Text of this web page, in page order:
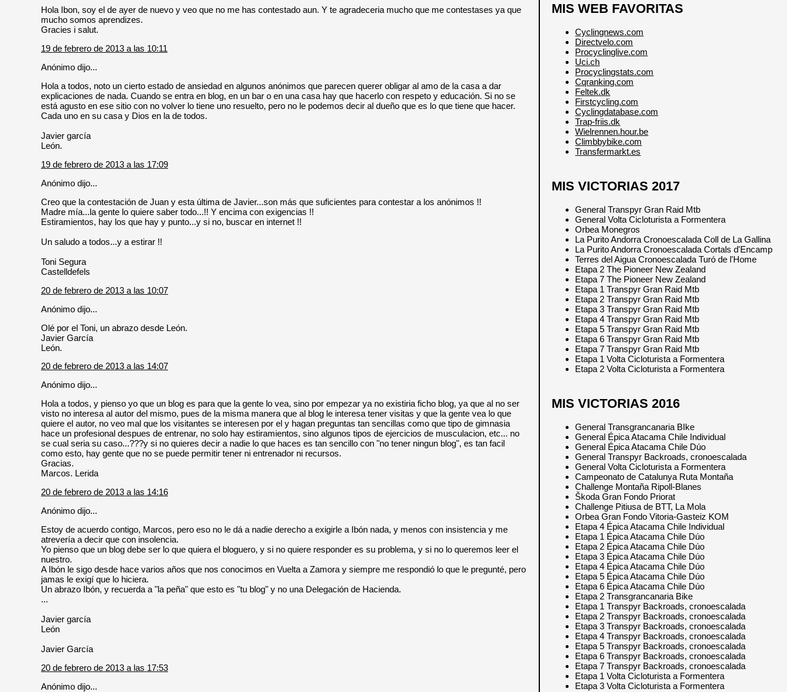
Hola Ibon, soy el de ayer de nuevo y veo que no me has contestado aun. Y te agradeceria mucho que me contestases ya que
mucho somos aprendizes.
Gracies i salut.
19 de febrero de 2013 a las 10:11
Anónimo dijo...
Hola a todos, noto un cierto estado de ansiedad en algunos anónimos que parecen querer obligar al amo de la casa a dar
explicaciones de nada. Cuando se entra en blog, en un bar o en una casa hay que hacerlo con respeto y educación. Si no se
está agusto en ese sitio con no volver lo tiene uno resuelto, pero no le podemos decir al dueño que es lo que tiene que hacer.
Cada uno en su casa y Dios en la de todos.
Javier garcía
León.
19 de febrero de 2013 a las 17:09
Anónimo dijo...
Creo que la contestación de Juan y esta última de Javier...son más que suficientes para contestar a los anónimos !!
Madre mía...la gente lo quiere saber todo...!! Y encima con exigencias !!
Estiramientos, hay los que hay y punto...y si no, buscar en internet !!
Un saludo a todos...y a estirar !!
Toni Segura
Castelldefels
20 de febrero de 2013 a las 10:07
Anónimo dijo...
Olé por el Toni, un abrazo desde León.
Javier García
León.
20 de febrero de 2013 a las 14:07
Anónimo dijo...
Hola a todos, y pienso yo que un blog es para que la gente lo vea, sino por empezar ya no existiria ficho blog, ya que al no ser
visto no interesa al autor del mismo, pues de la misma manera que al blog le interesa tener visitas y que la gente vea lo que
quiere el autor, no veo mal que los visitantes se interesen por el y hagan preguntas tan sencillas como que tipo de gimnasia
hace un profesional despues de entrenar, no solo hay estiramientos, sino algunos tipos de ejercicios de musculacion, etc... no
se cual seria su caso...???y si no quieres decir a nadie lo que haces es tan sencillo con "no tener ningun blog", es tan facil
como esto, hay gente que no se puede permitir tener ni entrenador ni recursos.
Gracias.
Marcos. Lerida
20 de febrero de 2013 a las 14:16
Anónimo dijo...
Estoy de acuerdo contigo, Marcos, pero eso no le dá a nadie derecho a exigirle a Ibón nada, y menos con insistencia y me
atrevería a decir que con insolencia.
Yo pienso que un blog debe ser lo que quiera el bloguero, y si no quiere responder es su problema, y si no lo queremos leer el
nuestro.
A Ibón le sigo desde hace varios años que nos conocimos en Vuelta a Zamora y siempre me respondió lo que le pregunté, pero
jamas le exigí que lo hiciera.
Un abrazo Ibón, y recuerda a "la peña" que esto es "tu blog" y no una Delegación de Hacienda.
...
Javier garcía
León
Javier García
20 de febrero de 2013 a las 17:53
Anónimo dijo...
MIS WEB FAVORITAS
Cyclingnews.com
Directvelo.com
Procyclinglive.com
Uci.ch
Procyclingstats.com
Cqranking.com
Feltek.dk
Firstcycling.com
Cyclingdatabase.com
Trap-friis.dk
Wielrennen.hour.be
Climbbybike.com
Transfermarkt.es
MIS VICTORIAS 2017
General Transpyr Gran Raid Mtb
General Volta Cicloturista a Formentera
Orbea Monegros
La Purito Andorra Cronoescalada Coll de La Gallina
La Purito Andorra Cronoescalada Cortals d'Encamp
Terres del Aigua Cronoescalada Turó de l'Home
Etapa 2 The Pioneer New Zealand
Etapa 7 The Pioneer New Zealand
Etapa 1 Transpyr Gran Raid Mtb
Etapa 2 Transpyr Gran Raid Mtb
Etapa 3 Transpyr Gran Raid Mtb
Etapa 4 Transpyr Gran Raid Mtb
Etapa 5 Transpyr Gran Raid Mtb
Etapa 6 Transpyr Gran Raid Mtb
Etapa 7 Transpyr Gran Raid Mtb
Etapa 1 Volta Cicloturista a Formentera
Etapa 2 Volta Cicloturista a Formentera
MIS VICTORIAS 2016
General Transgrancanaria BIke
General Épica Atacama Chile Individual
General Épica Atacama Chile Dúo
General Transpyr Backroads, cronoescalada
General Volta Cicloturista a Formentera
Campeonato de Catalunya Ruta Montaña
Challenge Montaña Ripoll-Blanes
Škoda Gran Fondo Priorat
Challenge Pitiusa de BTT, La Mola
Orbea Gran Fondo Vitoria-Gasteiz KOM
Etapa 4 Épica Atacama Chile Individual
Etapa 1 Épica Atacama Chile Dúo
Etapa 2 Épica Atacama Chile Dúo
Etapa 3 Épica Atacama Chile Dúo
Etapa 4 Épica Atacama Chile Dúo
Etapa 5 Épica Atacama Chile Dúo
Etapa 6 Épica Atacama Chile Dúo
Etapa 2 Transgrancanaria Bike
Etapa 1 Transpyr Backroads, cronoescalada
Etapa 2 Transpyr Backroads, cronoescalada
Etapa 3 Transpyr Backroads, cronoescalada
Etapa 4 Transpyr Backroads, cronoescalada
Etapa 5 Transpyr Backroads, cronoescalada
Etapa 6 Transpyr Backroads, cronoescalada
Etapa 7 Transpyr Backroads, cronoescalada
Etapa 1 Volta Cicloturista a Formentera
Etapa 3 Volta Cicloturista a Formentera